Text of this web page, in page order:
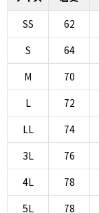
SS
62
S
64
M
70
L
72
LL
74
3L
76
4L
78
5L
78